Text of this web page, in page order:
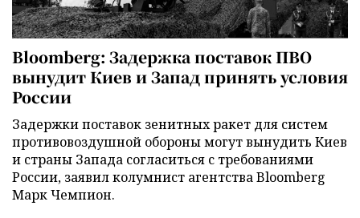
Bloomberg: Задержка поставок ПВО
вынудит Киев и Запад принять условия
России
Задержки поставок зенитных ракет для систем
противовоздушной обороны могут вынудить Киев
и страны Запада согласиться с требованиями
России, заявил колумнист агентства Bloomberg
Марк Чемпион.